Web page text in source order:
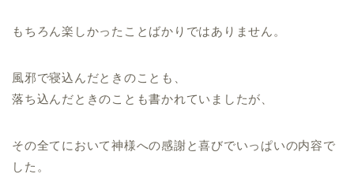
もちろん楽しかったことばかりではありません。
風邪で寝込んだときのことも、
落ち込んだときのことも書かれていましたが、
その全てにおいて神様への感謝と喜びでいっぱいの内容で
した。